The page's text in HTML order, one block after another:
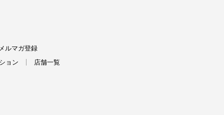
メルマガ登録
ョン 店舗一覧